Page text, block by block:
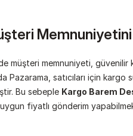
müşteri memnuniyeti, güvenilir
Pazarama, satıcıları için
Bu sebeple Kargo Barem
fiyatlı gönderim